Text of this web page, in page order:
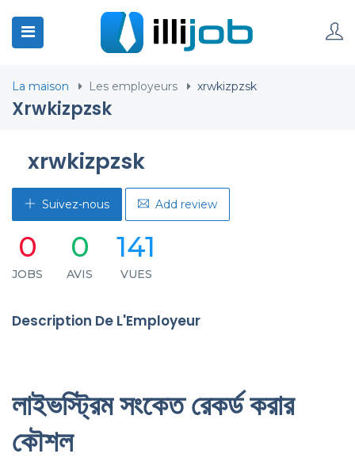
La maison Les employeurs xrwkizpzsk
Xrwkizpzsk
xrwkizpzsk
Suivez-nous Add review
0
JOBS
0
AVIS
141
VUES
Description De L'Employeur
লাইভস্ট্রিম সংকেত রেকর্ড করার
কৌশল